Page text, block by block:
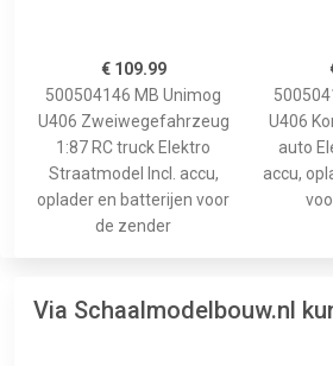
€ 109.99
500504146 MB Unimog
U406 Zweiwegefahrzeug
1:87 RC truck Elektro
Straatmodel Incl. accu,
oplader en batterijen voor
de zender
U406
auto
accu,
Via Schaalmodelbouw.nl